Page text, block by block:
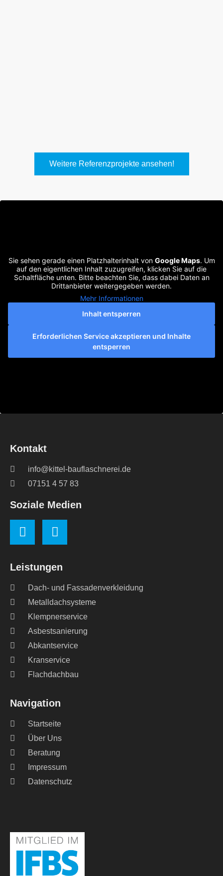
Weitere Referenzprojekte ansehen!
Sie sehen gerade einen Platzhalterinhalt von Google Maps. Um
auf den eigentlichen Inhalt zuzugreifen, klicken Sie auf die
Schaltfläche unten. Bitte beachten Sie, dass dabei Daten an
Drittanbieter weitergegeben werden.
Mehr Informationen
Inhalt entsperren
Erforderlichen Service akzeptieren und Inhalte
entsperren
Navigation
Startseite
Über Uns
Beratung
Impressum
Datenschutz
Leistungen
Dach- und Fassadenverkleidung
Metalldachsysteme
Klempnerservice
Asbestsanierung
Abkantservice
Kranservice
Flachdachbau
Kontakt
info@kittel-bauflaschnerei.de
07151 4 57 83
Soziale Medien